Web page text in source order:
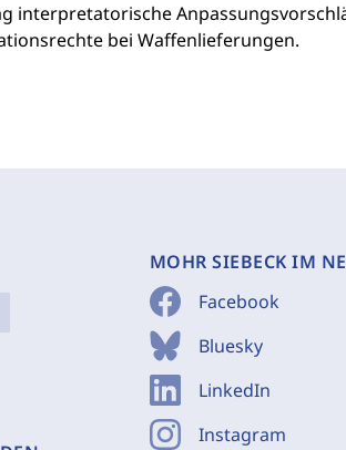
interpretatorische
bei Waffenlieferungen.
MOHR SIEBECK IM
Facebook
Bluesky
LinkedIn
Instagram